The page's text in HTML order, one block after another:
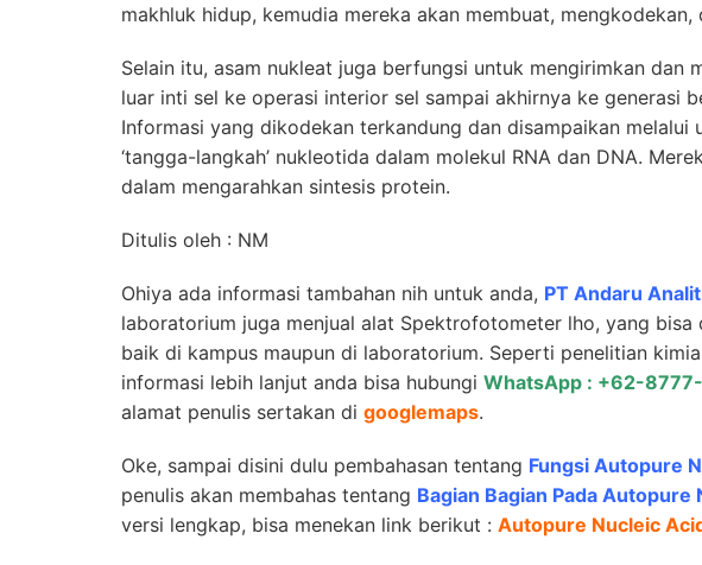
makhluk hidup, kemudia mereka akan membuat,
Selain itu, asam nukleat juga berfungsi untuk mengirimkan dan
luar inti sel ke operasi interior sel sampai akhirnya ke generasi
Informasi yang dikodekan terkandung dan disampaikan melalui
‘tangga-langkah’ nukleotida dalam molekul RNA dan DNA.
dalam mengarahkan sintesis protein.
Ditulis oleh : NM
Ohiya ada informasi tambahan nih untuk anda, PT Andaru
laboratorium juga menjual alat Spektrofotometer lho, yang
baik di kampus maupun di laboratorium. Seperti penelitian
informasi lebih lanjut anda bisa hubungi WhatsApp : +62-
alamat penulis sertakan di googlemaps.
Oke, sampai disini dulu pembahasan tentang Fungsi Autopure
penulis akan membahas tentang Bagian Bagian Pada Autopure
versi lengkap, bisa menekan link berikut : Autopure Nucleic